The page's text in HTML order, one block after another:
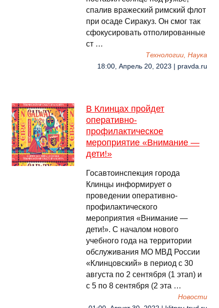
спалив вражеский римский флот
при осаде Сиракуз. Он смог так
сфокусировать отполированные
ст …
Технологии, Наука
18:00, Апрель 20, 2023 | pravda.ru
В Клинцах пройдет
оперативно-
профилактическое
мероприятие «Внимание —
дети!»
Госавтоинспекция города
Клинцы информирует о
проведении оперативно-
профилактического
мероприятия «Внимание —
дети!». С началом нового
учебного года на территории
обслуживания МО МВД России
«Клинцовский» в период с 30
августа по 2 сентября (1 этап) и
с 5 по 8 сентября (2 эта …
Новости